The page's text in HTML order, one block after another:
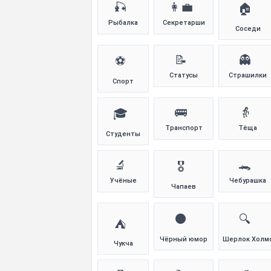
🎣
Рыбалка
👩‍💼
Секретарши
🏠
Соседи
⚽
Спорт
📝
Статусы
👻
Страшилки
🎓
Студенты
🚌
Транспорт
👵
Тёща
🔬
Учёные
🎖️
Чапаев
🐊
Чебурашка
⛺
Чукча
⚫
Чёрный юмор
🔍
Шерлок